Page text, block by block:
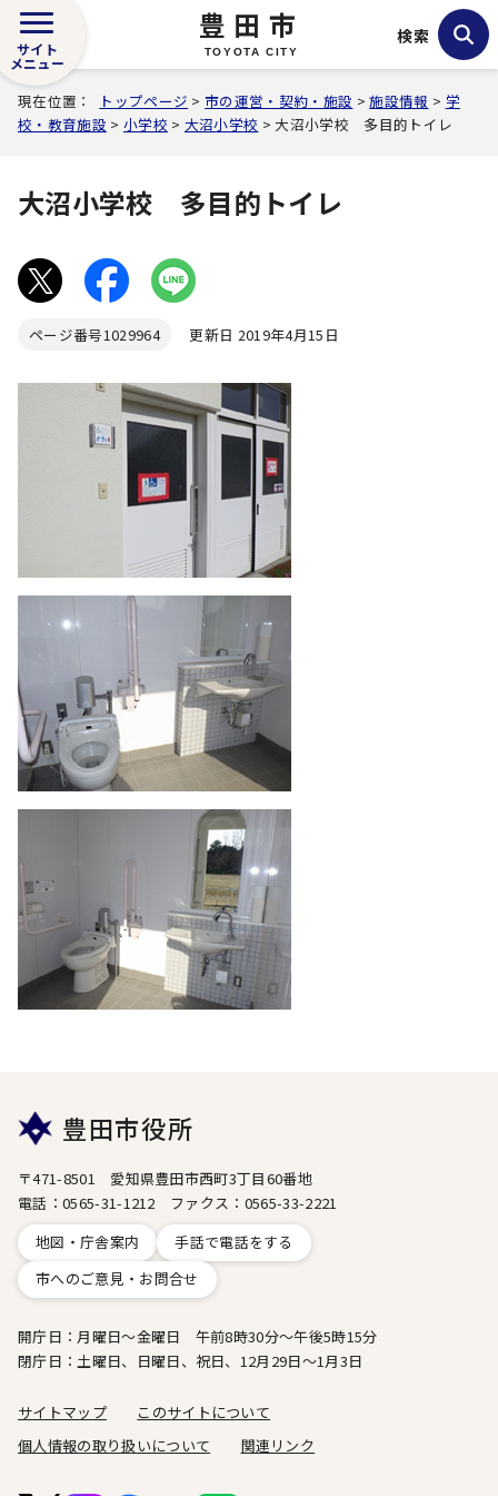
豊田市
TOYOTA CITY
サイト
メニュー
検索
現在位置： トップページ >市の運営・契約・施設 >施設情報 > 学
校・教育施設 > 小学校 > 大沼小学校 > 大沼小学校 多目的トイレ
大沼小学校 多目的トイレ
ページ番号1029964 更新日 2019年4月15日
豊田市役所
〒471-8501 愛知県豊田市西町3丁目60番地
電話：0565-31-1212 ファクス：0565-33-2221
地図・庁舎案内
手話で電話をする
市へのご意見・お問合せ
開庁日：月曜日～金曜日 午前8時30分～午後5時15分
閉庁日：土曜日、日曜日、祝日、12月29日～1月3日
サイトマップ
このサイトについて
個人情報の取り扱いについて
関連リンク